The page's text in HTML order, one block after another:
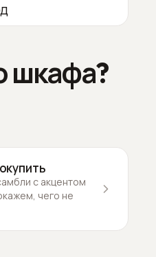
шкафа?
с акцентом
чего не